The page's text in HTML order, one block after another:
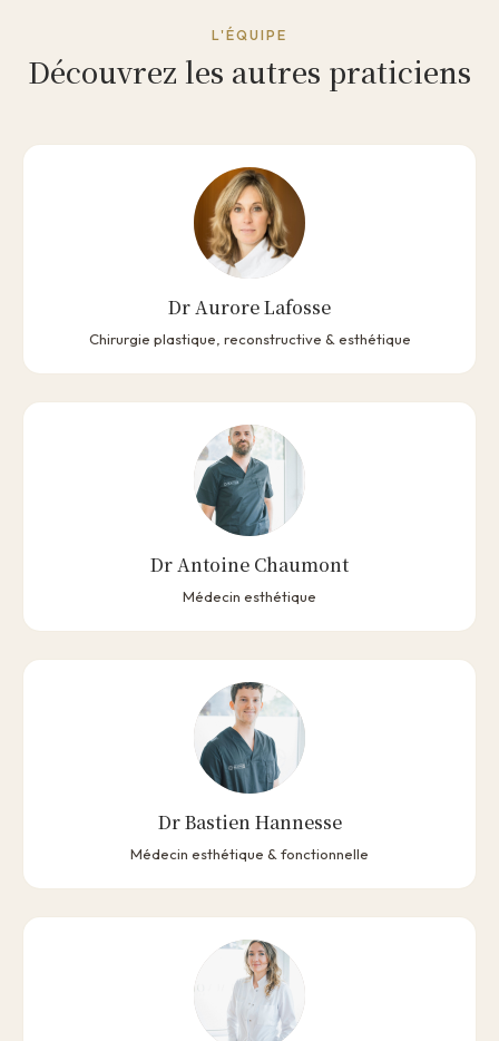
L'ÉQUIPE
Découvrez les autres praticiens
Dr Aurore Lafosse
Chirurgie plastique, reconstructive & esthétique
Dr Antoine Chaumont
Médecin esthétique
Dr Bastien Hannesse
Médecin esthétique & fonctionnelle